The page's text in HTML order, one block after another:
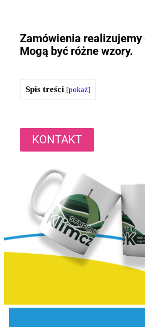
Zamówienia realizujemy
Mogą być różne wzory.
Spis treści [pokaż]
KONTAKT